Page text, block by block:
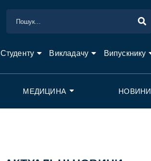
Студенту Викладачу Випускнику
МЕДИЦИНА НОВИНИ